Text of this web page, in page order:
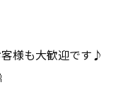
様も大歓迎です♪